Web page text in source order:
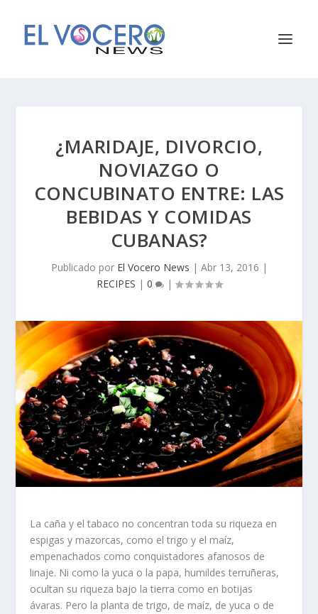
¿MARIDAJE, DIVORCIO,
NOVIAZGO O
CONCUBINATO ENTRE: LAS
BEBIDAS Y COMIDAS
CUBANAS?
Publicado por El Vocero News | Abr 13, 2016 |
RECIPES | 0 |
La caña y el tabaco no concentran toda su riqueza en
espigas y mazorcas, como el trigo y el maíz,
empenachados como conquistadores afanosos de
linaje. Ni como la yuca o la papa, humildes terruñeras,
ocultan su riqueza bajo la tierra como en botijas
ávaras. Pero la planta de trigo, de maíz, de yuca o de